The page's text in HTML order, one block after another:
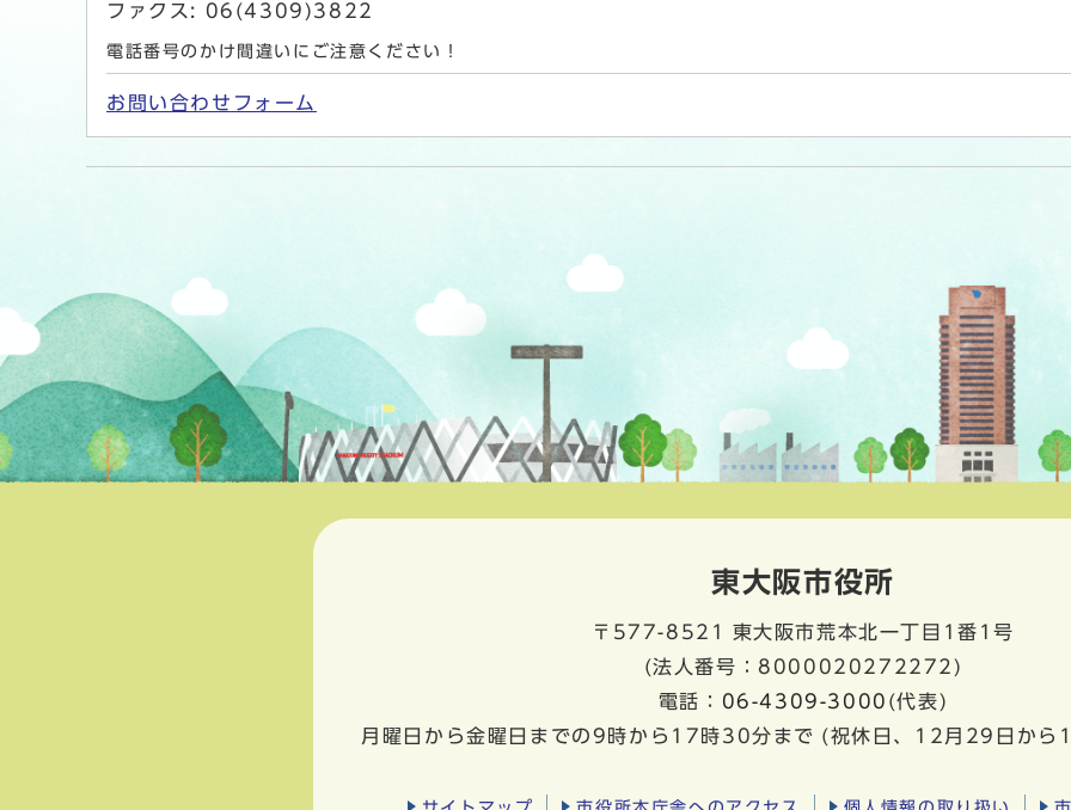
ファクス: 06(4309)3822
電話番号のかけ間違いにご注意ください！
お問い合わせフォーム
東大阪市役所
〒577-8521
東大阪市荒本北一丁目1番1号
(法人番号：8000020272272)
電話： 06-4309-3000 (代表)
月曜日から金曜日までの9時から17時30分まで (祝休日、12月29日から